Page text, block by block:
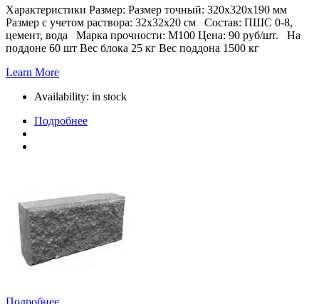
Характеристики Размер: Размер точный: 320х320х190 мм
Размер с учетом раствора: 32х32х20 см Состав: ПШС 0-8,
цемент, вода Марка прочности: М100 Цена: 90 руб/шт. На
поддоне 60 шт Вес блока 25 кг Вес поддона 1500 кг
Learn More
Availability: in stock
Подробнее